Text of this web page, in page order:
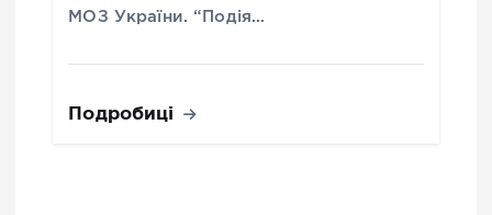
МОЗ України. “Подія…
Подробиці